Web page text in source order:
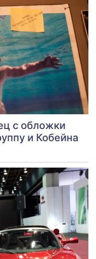
с обложки
и Кобейна